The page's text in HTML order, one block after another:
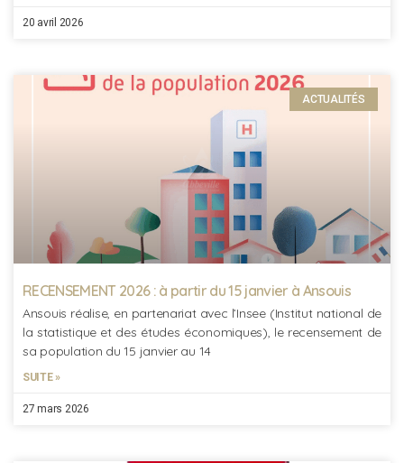
20 avril 2026
ACTUALITÉS
RECENSEMENT 2026 : à partir du 15 janvier à Ansouis
Ansouis réalise, en partenariat avec l’Insee (Institut national de
la statistique et des études économiques), le recensement de
sa population du 15 janvier au 14
SUITE »
27 mars 2026